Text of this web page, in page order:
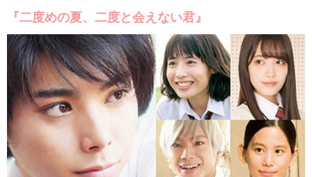
『二度めの夏、二度と会えない君』